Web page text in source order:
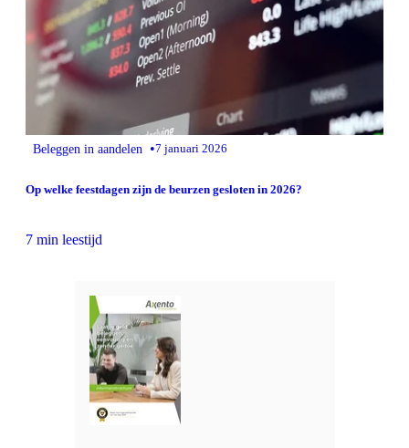
Beleggen in aandelen •7 januari 2026
Op welke feestdagen zijn de beurzen gesloten in 2026?
7 min leestijd